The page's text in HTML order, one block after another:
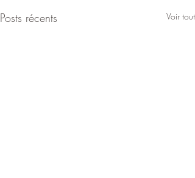
Posts récents Voir tout